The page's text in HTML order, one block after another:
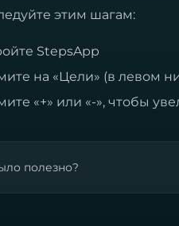
этим шагам:
StepsApp
на «Цели» (в левом
«+» или «-», чтобы
полезно?